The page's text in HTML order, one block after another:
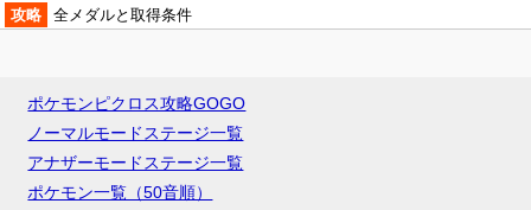
攻略 全メダルと取得条件
ポケモンピクロス攻略GOGO
ノーマルモードステージ一覧
アナザーモードステージ一覧
ポケモン一覧（50音順）